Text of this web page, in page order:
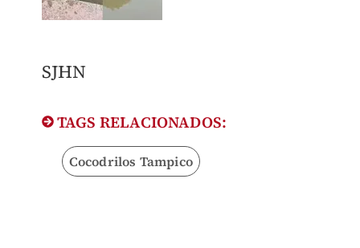
SJHN
TAGS RELACIONADOS:
Cocodrilos Tampico